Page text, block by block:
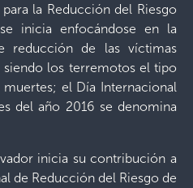
la Reducción del Riesgo
inicia enfocándose en la
reducción de las víctimas
siendo los terremotos el tipo
el Día Internacional
del año 2016 se denomina
inicia su contribución a
de Reducción del Riesgo de